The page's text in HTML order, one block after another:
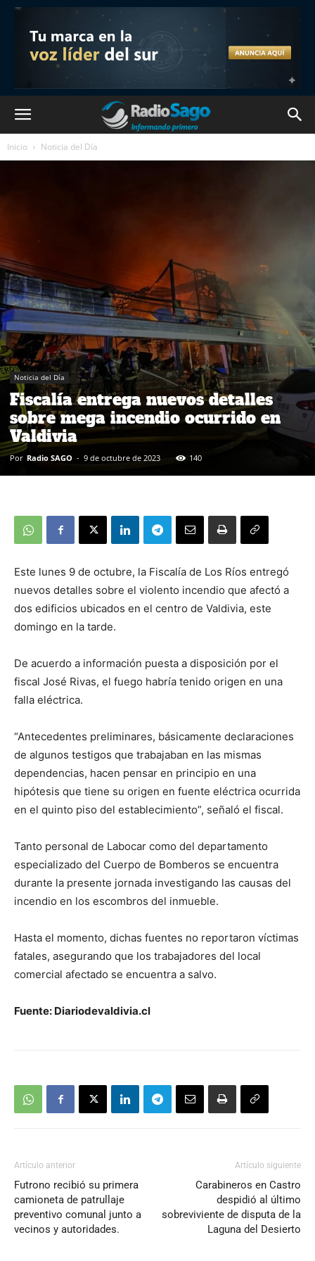
Inicio Noticia del Día
Noticia del Día
Fiscalía entrega nuevos detalles
sobre mega incendio ocurrido en
Valdivia
Por Radio SAGO - 9 de octubre de 2023 140
Este lunes 9 de octubre, la Fiscalía de Los Ríos entregó
nuevos detalles sobre el violento incendio que afectó a
dos edificios ubicados en el centro de Valdivia, este
domingo en la tarde.
De acuerdo a información puesta a disposición por el
fiscal José Rivas, el fuego habría tenido origen en una
falla eléctrica.
“Antecedentes preliminares, básicamente declaraciones
de algunos testigos que trabajaban en las mismas
dependencias, hacen pensar en principio en una
hipótesis que tiene su origen en fuente eléctrica ocurrida
en el quinto piso del establecimiento”, señaló el fiscal.
Tanto personal de Labocar como del departamento
especializado del Cuerpo de Bomberos se encuentra
durante la presente jornada investigando las causas del
incendio en los escombros del inmueble.
Hasta el momento, dichas fuentes no reportaron víctimas
fatales, asegurando que los trabajadores del local
comercial afectado se encuentra a salvo.
Fuente: Diariodevaldivia.cl
Artículo anterior
Futrono recibió su primera
camioneta de patrullaje
preventivo comunal junto a
vecinos y autoridades.
Artículo siguiente
Carabineros en Castro
despidió al último
sobreviviente de disputa de la
Laguna del Desierto